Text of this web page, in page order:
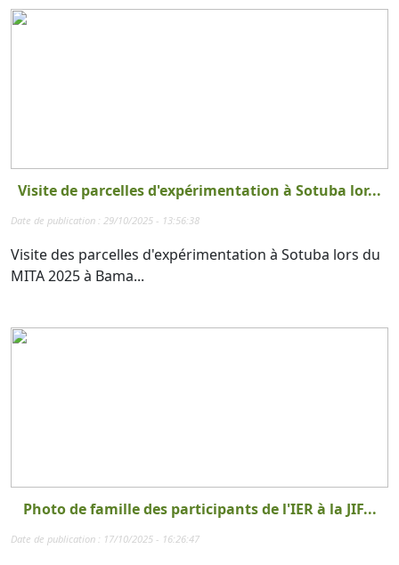
Visite de parcelles d'expérimentation à Sotuba lor...
Date de publication : 29/10/2025 - 13:56:38
Visite des parcelles d'expérimentation à Sotuba lors du
MITA 2025 à Bama...
Photo de famille des participants de l'IER à la JIF...
Date de publication : 17/10/2025 - 16:26:47